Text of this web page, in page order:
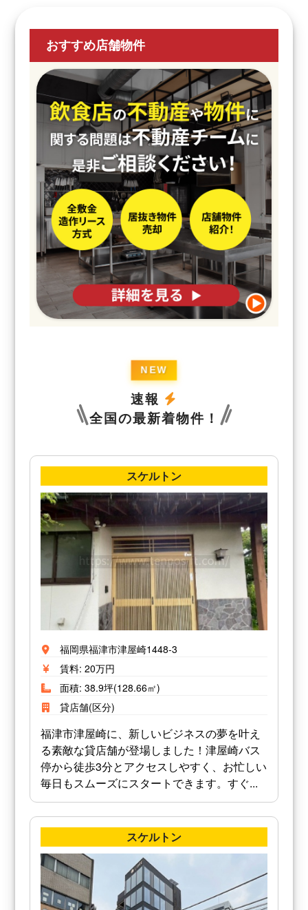
おすすめ店舗物件
速報
全国の最新着物件！
スケルトン
福岡県福津市津屋崎1448-3
賃料: 20万円
面積: 38.9坪(128.66㎡)
貸店舗(区分)
福津市津屋崎に、新しいビジネスの夢を叶え
る素敵な貸店舗が登場しました！津屋崎バス
停から徒歩3分とアクセスしやすく、お忙しい
毎日もスムーズにスタートできます。すぐ...
スケルトン